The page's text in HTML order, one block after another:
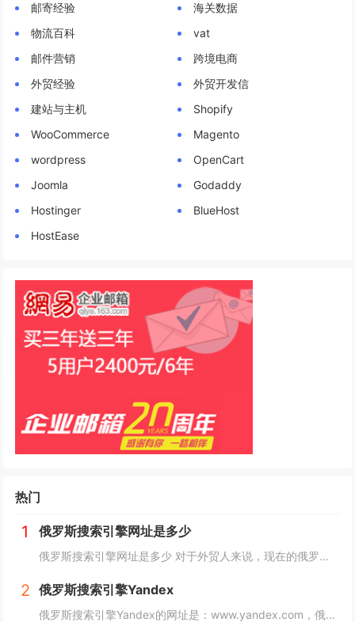
邮寄经验
海关数据
物流百科
vat
邮件营销
跨境电商
外贸经验
外贸开发信
建站与主机
Shopify
WooCommerce
Magento
wordpress
OpenCart
Joomla
Godaddy
Hostinger
BlueHost
HostEase
热门
1 俄罗斯搜索引擎网址是多少
俄罗斯搜索引擎网址是多少 对于外贸人来说，现在的俄罗斯市场可以算是一个炙手可热的香饽饽，而要开发俄罗斯客户，就需要会用他们的搜索引擎，下面详细介绍俄罗斯搜索引擎网址是多少？ 俄罗斯搜索引擎网址是多少 俄罗斯引擎官方入口地址https...
2 俄罗斯搜索引擎Yandex
俄罗斯搜索引擎Yandex的网址是：www.yandex.com，俄罗斯最著名和最常用的搜索引擎之一，"Яндекс"（Yandex）提供搜索引擎、电子邮件、在线地图、音乐、新闻、视频等各种在线服务。 如果你想访问"Яндекс"（Yan...